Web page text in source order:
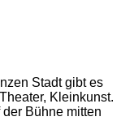
Stadt gibt es
Kleinkunst.
Bühne mitten